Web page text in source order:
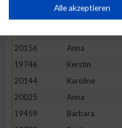
Petra
20156
Anna
19746
Kerstin
20144
Karoline
20025
Anna
19459
Barbara
Speichern von oder
Erstellung von Profilen für
Verwendung von Profilen
Alle akzeptieren